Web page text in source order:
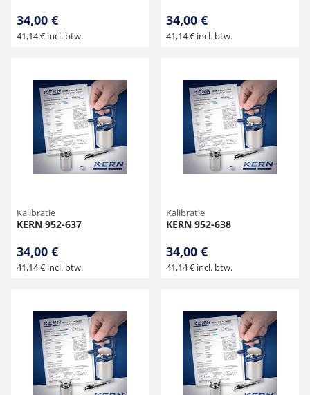
34,00 €
41,14 € incl. btw.
34,00 €
41,14 € incl. btw.
Kalibratie
KERN 952-637
34,00 €
41,14 € incl. btw.
Kalibratie
KERN 952-638
34,00 €
41,14 € incl. btw.